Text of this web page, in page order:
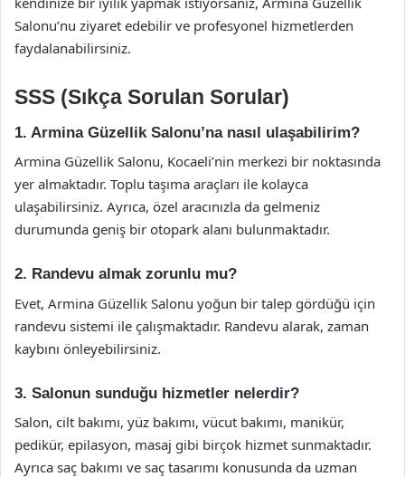
Salonu’nu ziyaret edebilir ve profesyonel hizmetlerden
faydalanabilirsiniz.
SSS (Sıkça Sorulan Sorular)
1. Armina Güzellik Salonu’na nasıl ulaşabilirim?
Armina Güzellik Salonu, Kocaeli’nin merkezi bir noktasında
yer almaktadır. Toplu taşıma araçları ile kolayca
ulaşabilirsiniz. Ayrıca, özel aracınızla da gelmeniz
durumunda geniş bir otopark alanı bulunmaktadır.
2. Randevu almak zorunlu mu?
Evet, Armina Güzellik Salonu yoğun bir talep gördüğü için
randevu sistemi ile çalışmaktadır. Randevu alarak, zaman
kaybını önleyebilirsiniz.
3. Salonun sunduğu hizmetler nelerdir?
Salon, cilt bakımı, yüz bakımı, vücut bakımı, manikür,
pedikür, epilasyon, masaj gibi birçok hizmet sunmaktadır.
Ayrıca saç bakımı ve saç tasarımı konusunda da uzman